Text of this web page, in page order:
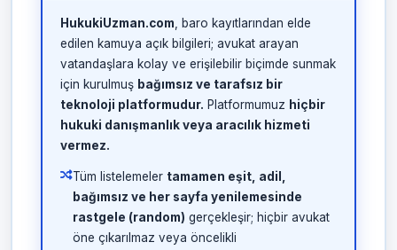
HukukiUzman.com , baro kayıtlarından elde
edilen kamuya açık bilgileri; avukat arayan
vatandaşlara kolay ve erişilebilir biçimde sunmak
için kurulmuş bağımsız ve tarafsız bir
teknoloji platformudur. Platformumuz hiçbir
hukuki danışmanlık veya aracılık hizmeti
vermez.
Tüm listelemeler tamamen eşit, adil,
bağımsız ve her sayfa yenilemesinde
rastgele (random) gerçekleşir; hiçbir avukat
öne çıkarılmaz veya öncelikli